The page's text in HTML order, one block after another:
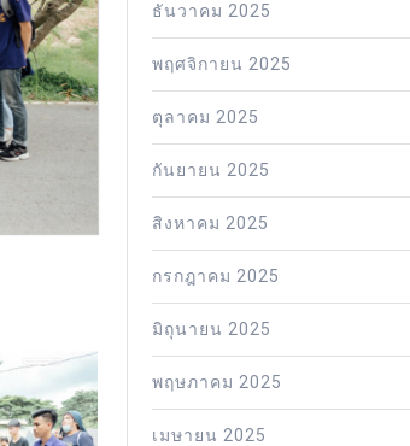
ธันวาคม 2025
พฤศจิกายน 2025
ตุลาคม 2025
กันยายน 2025
สิงหาคม 2025
กรกฎาคม 2025
มิถุนายน 2025
พฤษภาคม 2025
เมษายน 2025